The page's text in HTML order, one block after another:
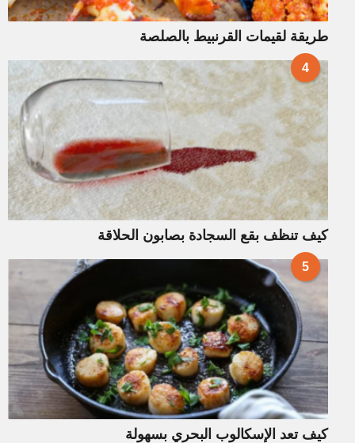
طريقة لقيمات القرنبيط بالصلصة
4
كيف تنظف بقع السجادة بصابون الحلاقة
5
كيف تعد الإسكالوب البحري بسهولة